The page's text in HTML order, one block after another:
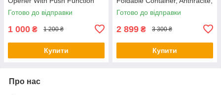
NM, артикул
000087703LTJKA
Готово до відправки
1 000 ₴ 1 200 ₴
Купити
артикул 5H0061104
Готово до відправки
2 899 ₴ 3 300 ₴
Купити
Про нас